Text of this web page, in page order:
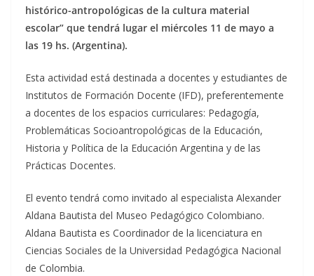
histórico-antropológicas de la cultura material
escolar” que tendrá lugar el miércoles 11 de mayo a
las 19 hs. (Argentina).
Esta actividad está destinada a docentes y estudiantes de
Institutos de Formación Docente (IFD), preferentemente
a docentes de los espacios curriculares: Pedagogía,
Problemáticas Socioantropológicas de la Educación,
Historia y Política de la Educación Argentina y de las
Prácticas Docentes.
El evento tendrá como invitado al especialista Alexander
Aldana Bautista del Museo Pedagógico Colombiano.
Aldana Bautista es Coordinador de la licenciatura en
Ciencias Sociales de la Universidad Pedagógica Nacional
de Colombia.